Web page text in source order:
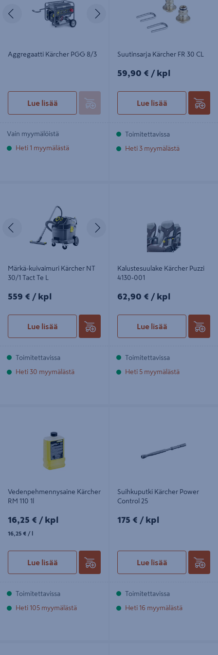
Edellinen
Aggregaatti Kärcher PGG 8/3
Lue lisää
Vain myymälöistä
Heti 1 myymälästä
Suutinsarja Kärcher FR 30 CL
59,90€/kpl
59,90 € / kpl
Lue lisää
Toimitettavissa
Heti 3 myymälästä
Edellinen
Märkä-kuivaimuri Kärcher NT
30/1 Tact Te L
559€/kpl
559 € / kpl
Lue lisää
Toimitettavissa
Heti 30 myymälästä
Kalustesuulake Kärcher Puzzi
4130-001
62,90€/kpl
62,90 € / kpl
Lue lisää
Toimitettavissa
Heti 5 myymälästä
Vedenpehmennysaine Kärcher
RM 110 1l
16,25€/kpl
16,25 € / kpl
16,25 € / l
Lue lisää
Toimitettavissa
Heti 105 myymälästä
Suihkuputki Kärcher Power
Control 25
175€/kpl
175 € / kpl
Lue lisää
Toimitettavissa
Heti 16 myymälästä